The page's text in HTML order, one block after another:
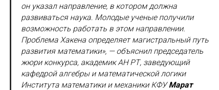
он указал направление, в котором должна
развиваться наука. Молодые ученые получили
возможность работать в этом направлении.
Проблема Хакена определяет магистральный путь
развития математики», — объяснил председатель
жюри конкурса, академик АН РТ, заведующий
кафедрой алгебры и математической логики
Института математики и механики КФУМарат